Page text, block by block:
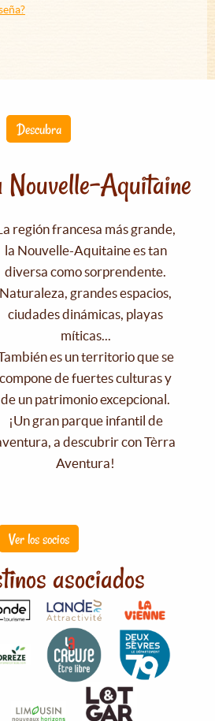
Descubra
Aquitaine
región francesa más grande,
la Nouvelle-Aquitaine es tan
diversa como sorprendente.
Naturaleza, grandes espacios,
ciudades dinámicas, playas
míticas...
es un territorio que se
compone de fuertes culturas y
de un patrimonio excepcional.
¡Un gran parque infantil de
a descubrir con Tèrra
Aventura!
Ver los socios
asociados